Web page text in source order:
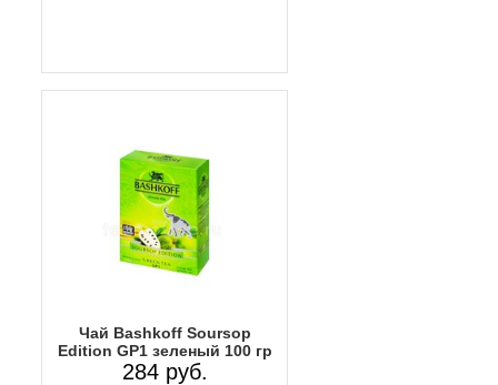
Чай Bashkoff Soursop
Edition GP1 зеленый 100 гр
284 руб.